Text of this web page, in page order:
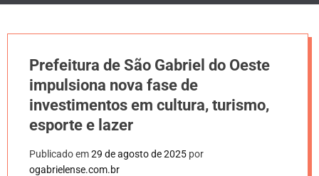
e
e
s
r
Prefeitura de São Gabriel do Oeste
impulsiona nova fase de
investimentos em cultura, turismo,
esporte e lazer
Publicado em29 de agosto de 2025 por
ogabrielense.com.br